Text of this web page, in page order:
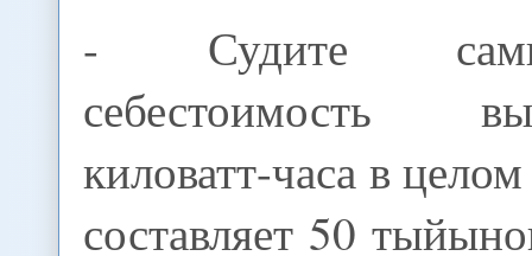
- Судите
себестоимость
киловатт-часа в
составляет 50